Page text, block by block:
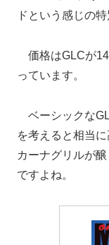
ドという感じの
価格はGLCが
っています。
ベーシックな
を考えると相当
カーナグリルが
ですよね。